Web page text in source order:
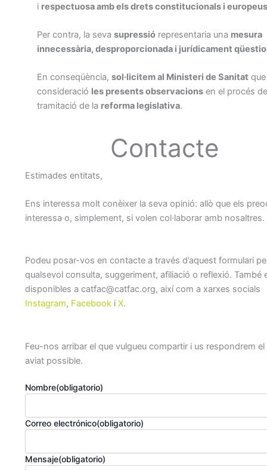
i respectuosa amb els drets constitucionals i
Per contra, la seva supressiórepresentaria una mesura
innecessària, desproporcionada i jurídicament
En conseqüència, sol·licitem al Ministeri de Sanitat
consideració les presents observacionsen el procés de
tramitació de la reforma legislativa.
Contacte
Estimades entitats,
Ens interessa molt conèixer la seva opinió: allò que els
interessa o, simplement, si volen col·laborar amb nosaltres.
Podeu posar-vos en contacte a través d’aquest formulari
qualsevol consulta, suggeriment, afiliació o reflexió. També
disponibles a catfac@catfac.org, així com a xarxes socials
Instagram, Facebooki X.
Feu-nos arribar el que vulgueu compartir i us respondrem el
aviat possible.
Nombre(obligatorio)
Correo electrónico(obligatorio)
Mensaje(obligatorio)